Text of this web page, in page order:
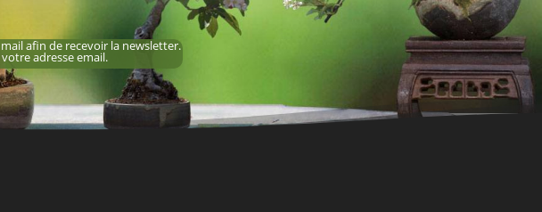
afin de recevoir la newsletter.
adresse email.